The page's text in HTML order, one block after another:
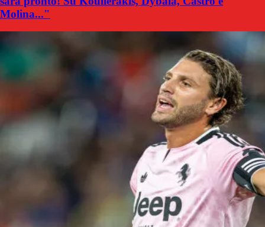
Molina..."